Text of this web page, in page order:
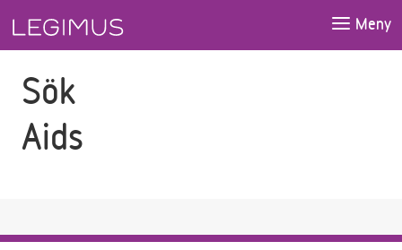
Meny
Sök
Aids